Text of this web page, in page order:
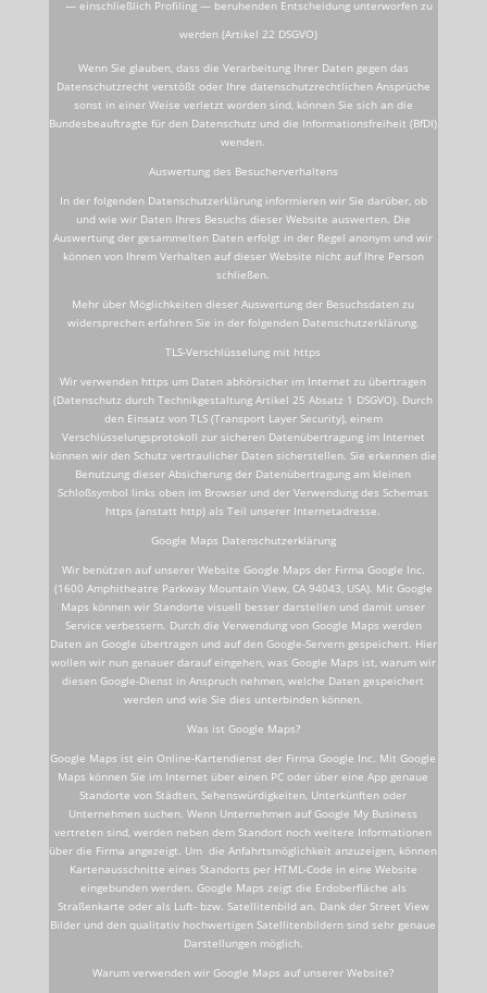
— einschließlich Profiling — beruhenden Entscheidung unterworfen zu
werden (Artikel 22 DSGVO)
Wenn Sie glauben, dass die Verarbeitung Ihrer Daten gegen das
Datenschutzrecht verstößt oder Ihre datenschutzrechtlichen Ansprüche
sonst in einer Weise verletzt worden sind, können Sie sich an die
Bundesbeauftragte für den Datenschutz und die Informationsfreiheit (BfDI)
wenden.
Auswertung des Besucherverhaltens
In der folgenden Datenschutzerklärung informieren wir Sie darüber, ob
und wie wir Daten Ihres Besuchs dieser Website auswerten. Die
Auswertung der gesammelten Daten erfolgt in der Regel anonym und wir
können von Ihrem Verhalten auf dieser Website nicht auf Ihre Person
schließen.
Mehr über Möglichkeiten dieser Auswertung der Besuchsdaten zu
widersprechen erfahren Sie in der folgenden Datenschutzerklärung.
TLS-Verschlüsselung mit https
Wir verwenden https um Daten abhörsicher im Internet zu übertragen
(Datenschutz durch Technikgestaltung Artikel 25 Absatz 1 DSGVO). Durch
den Einsatz von TLS (Transport Layer Security), einem
Verschlüsselungsprotokoll zur sicheren Datenübertragung im Internet
können wir den Schutz vertraulicher Daten sicherstellen. Sie erkennen die
Benutzung dieser Absicherung der Datenübertragung am kleinen
Schloßsymbol links oben im Browser und der Verwendung des Schemas
https (anstatt http) als Teil unserer Internetadresse.
Google Maps Datenschutzerklärung
Wir benützen auf unserer Website Google Maps der Firma Google Inc.
(1600 Amphitheatre Parkway Mountain View, CA 94043, USA). Mit Google
Maps können wir Standorte visuell besser darstellen und damit unser
Service verbessern. Durch die Verwendung von Google Maps werden
Daten an Google übertragen und auf den Google-Servern gespeichert. Hier
wollen wir nun genauer darauf eingehen, was Google Maps ist, warum wir
diesen Google-Dienst in Anspruch nehmen, welche Daten gespeichert
werden und wie Sie dies unterbinden können.
Was ist Google Maps?
Google Maps ist ein Online-Kartendienst der Firma Google Inc. Mit Google
Maps können Sie im Internet über einen PC oder über eine App genaue
Standorte von Städten, Sehenswürdigkeiten, Unterkünften oder
Unternehmen suchen. Wenn Unternehmen auf Google My Business
vertreten sind, werden neben dem Standort noch weitere Informationen
über die Firma angezeigt. Um die Anfahrtsmöglichkeit anzuzeigen, können
Kartenausschnitte eines Standorts per HTML-Code in eine Website
eingebunden werden. Google Maps zeigt die Erdoberfläche als
Straßenkarte oder als Luft- bzw. Satellitenbild an. Dank der Street View
Bilder und den qualitativ hochwertigen Satellitenbildern sind sehr genaue
Darstellungen möglich.
Warum verwenden wir Google Maps auf unserer Website?